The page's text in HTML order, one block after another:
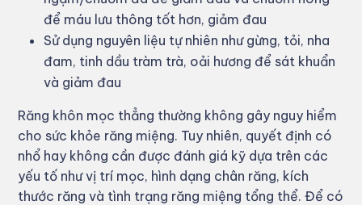
để máu lưu thông tốt hơn, giảm đau
Sử dụng nguyên liệu tự nhiên như gừng, tỏi, nha
đam, tinh dầu tràm trà, oải hương để sát khuẩn
và giảm đau
Răng khôn mọc thẳng thường không gây nguy hiểm
cho sức khỏe răng miệng. Tuy nhiên, quyết định có
nhổ hay không cần được đánh giá kỹ dựa trên các
yếu tố như vị trí mọc, hình dạng chân răng, kích
thước răng và tình trạng răng miệng tổng thể. Để có